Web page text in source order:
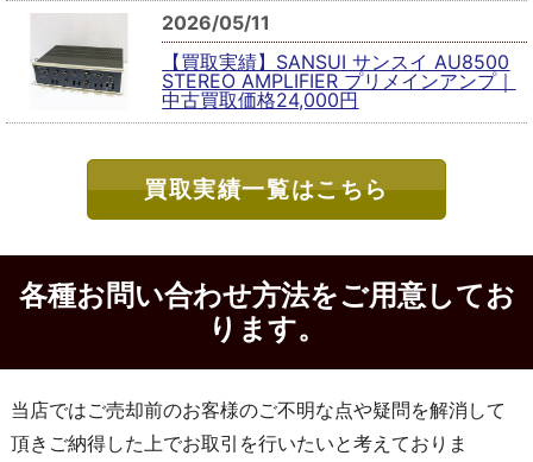
2026/05/11
【買取実績】SANSUI サンスイ AU8500
STEREO AMPLIFIER プリメインアンプ｜
中古買取価格24,000円
買取実績一覧はこちら
各種お問い合わせ方法をご用意してお
ります。
当店ではご売却前のお客様のご不明な点や疑問を解消して
頂きご納得した上でお取引を行いたいと考えておりま